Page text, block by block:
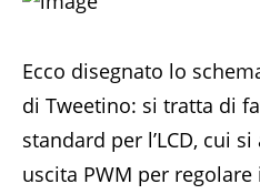
Ecco disegnato lo
di Tweetino: si tratta di
standard per l’LCD, cui
uscita PWM per